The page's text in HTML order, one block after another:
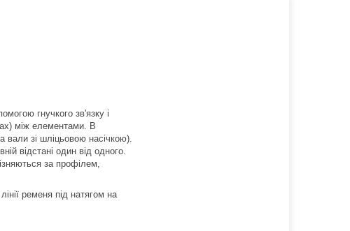
гнучкого зв'язку і
між елементами. В
вали зі шліцьовою насічкою).
відстані один від одного.
за профілем,
ременя під натягом на